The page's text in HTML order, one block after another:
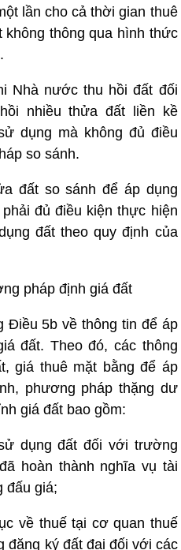
lần cho cả thời gian thuê
thông qua hình thức
Nhà nước thu hồi đất đối
nhiều thửa đất liền kề
dụng mà không đủ điều
so sánh.
đất so sánh để áp dụng
đủ điều kiện thực hiện
đất theo quy định của
pháp định giá đất
Điều 5b về thông tin để áp
đất. Theo đó, các thông
giá thuê mặt bằng để áp
phương pháp thặng dư
giá đất bao gồm:
dụng đất đối với trường
hoàn thành nghĩa vụ tài
đấu giá;
về thuế tại cơ quan thuế
đăng ký đất đai đối với các